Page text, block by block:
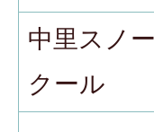
中里スノ
クール